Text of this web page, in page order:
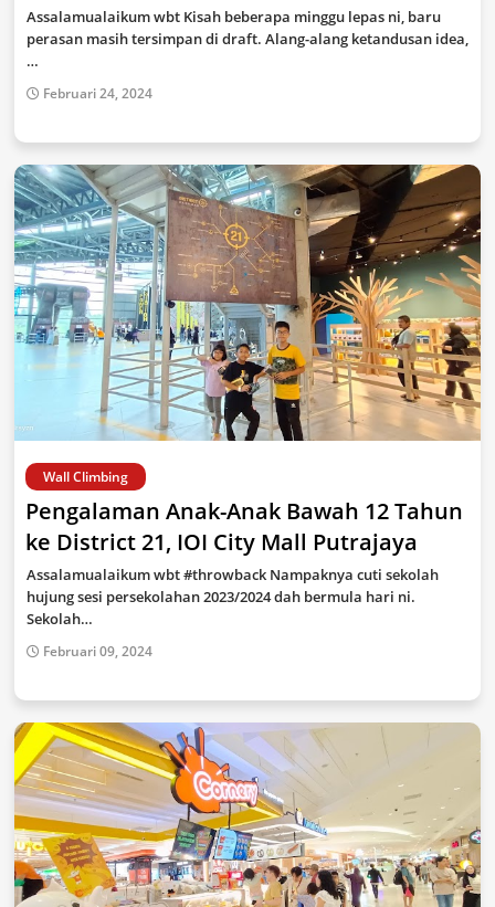
Assalamualaikum wbt Kisah beberapa minggu lepas ni, baru
perasan masih tersimpan di draft. Alang-alang ketandusan idea,
…
Februari 24, 2024
Wall Climbing
Pengalaman Anak-Anak Bawah 12 Tahun
ke District 21, IOI City Mall Putrajaya
Assalamualaikum wbt #throwback Nampaknya cuti sekolah
hujung sesi persekolahan 2023/2024 dah bermula hari ni.
Sekolah…
Februari 09, 2024